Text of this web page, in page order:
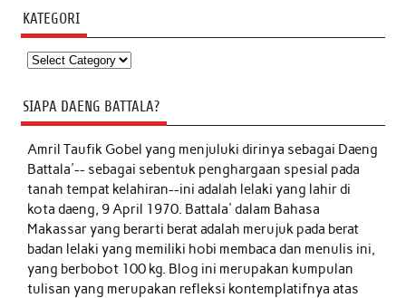
KATEGORI
Kategori
SIAPA DAENG BATTALA?
Amril Taufik Gobelyang menjuluki dirinya sebagai Daeng
Battala'-- sebagai sebentuk penghargaan spesial pada
tanah tempat kelahiran--ini adalah lelaki yang lahir di
kota daeng, 9 April 1970. Battala' dalam Bahasa
Makassar yang berarti berat adalah merujuk pada berat
badan lelaki yang memiliki hobi membaca dan menulis ini,
yang berbobot 100 kg. Blog ini merupakan kumpulan
tulisan yang merupakan refleksi kontemplatifnya atas